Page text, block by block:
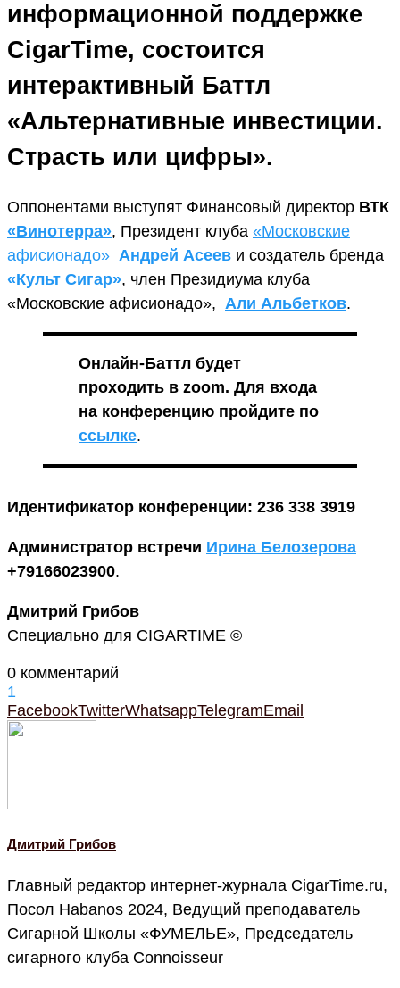
информационной поддержке
CigarTime, состоится
интерактивный Баттл
«Альтернативные инвестиции.
Страсть или цифры».
Оппонентами выступят Финансовый директор ВТК
«Винотерра», Президент клуба «Московские
афисионадо» Андрей Асеев и создатель бренда
«Культ Сигар», член Президиума клуба
«Московские афисионадо», Али Альбетков.
Онлайн-Баттл будет
проходить в zoom. Для входа
на конференцию пройдите по
ссылке.
Идентификатор конференции: 236 338 3919
Администратор встречи Ирина Белозерова
+79166023900.
Дмитрий Грибов
Специально для CIGARTIME ©
0 комментарий
1
FacebookTwitterWhatsappTelegramEmail
Дмитрий Грибов
Главный редактор интернет-журнала CigarTime.ru,
Посол Habanos 2024, Ведущий преподаватель
Сигарной Школы «ФУМЕЛЬЕ», Председатель
сигарного клуба Connoisseur